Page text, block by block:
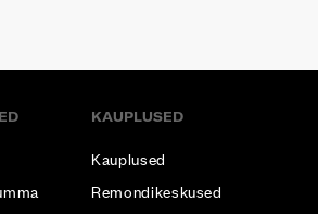
KAUPLUSED
Kauplused
Remondikeskused